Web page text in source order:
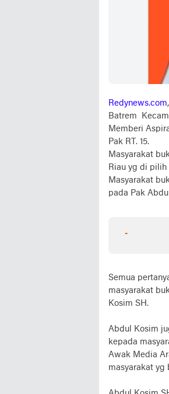
Redynews.com
Batrem
Memberi
Pak RT. 15.
Masyarakat
Riau yg di
Masyarakat
pada Pak
-
Semua
masyarakat
Kosim SH.
Abdul Kosim
kepada
Awak Media
masyarakat yg